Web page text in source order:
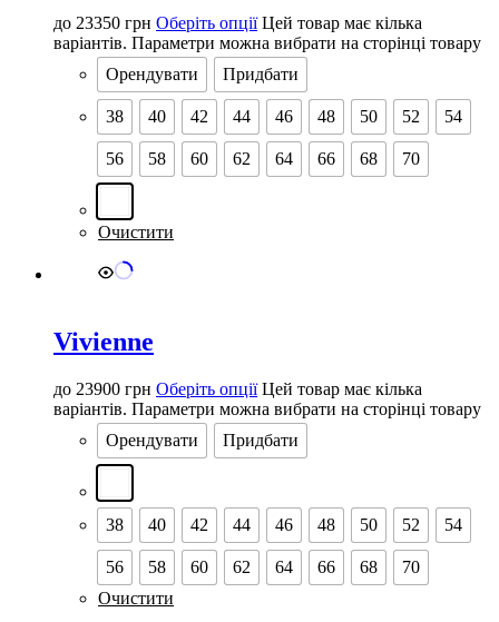
до 23350 грн Оберіть опції Цей товар має кілька
варіантів. Параметри можна вибрати на сторінці товару
Орендувати
Придбати
38 40 42 44 46 48 50 52 54
56 58 60 62 64 66 68 70
Очистити
Vivienne
до 23900 грн Оберіть опції Цей товар має кілька
варіантів. Параметри можна вибрати на сторінці товару
Орендувати
Придбати
38 40 42 44 46 48 50 52 54
56 58 60 62 64 66 68
70
Очистити